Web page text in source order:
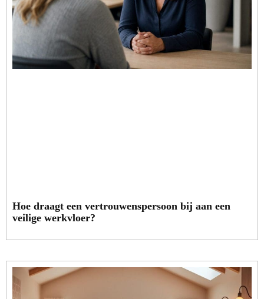
Hoe draagt een vertrouwenspersoon bij aan een
veilige werkvloer?